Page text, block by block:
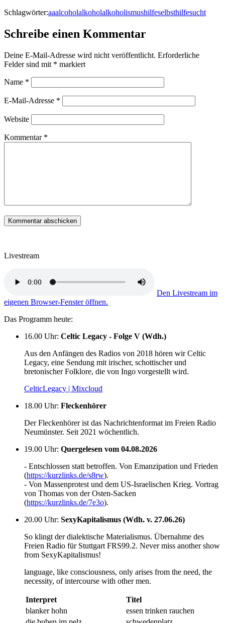
Schlagwörter:aaalcoholalkoholalkoholismushilfeselbsthilfesucht
Schreibe einen Kommentar
Deine E-Mail-Adresse wird nicht veröffentlicht. Erforderliche
Felder sind mit * markiert
Name *
E-Mail-Adresse *
Website
Kommentar *
Livestream
Den Livestream im
eigenen Browser-Fenster öffnen.
Das Programm heute:
16.00 Uhr: Celtic Legacy - Folge V (Wdh.)
Aus den Anfängen des Radios von 2018 hören wir Celtic
Legacy, eine Sendung mit irischer, schottischer und
bretonischer Folklore, die von Ingo vorgestellt wird.
CelticLegacy | Mixcloud
18.00 Uhr: Fleckenhörer
Der Fleckenhörer ist das Nachrichtenformat im Freien Radio
Neumünster. Seit 2021 wöchentlich.
19.00 Uhr: Quergelesen vom 04.08.2026
- Entschlossen statt betroffen. Von Emanzipation und Frieden
(https://kurzlinks.de/s8rw).
- Von Massenprotest und dem US-Israelischen Krieg. Vortrag
von Thomas von der Osten-Sacken
(https://kurzlinks.de/7e3o).
20.00 Uhr: SexyKapitalismus (Wdh. v. 27.06.26)
So klingt der dialektische Materialismus. Übernahme des
Freien Radio für Stuttgart FRS99.2. Never miss another show
from SexyKapitalismus!
language, like consciousness, only arises from the need, the
necessity, of intercourse with other men.
Interpret
Titel
blanker hohn
essen trinken rauchen